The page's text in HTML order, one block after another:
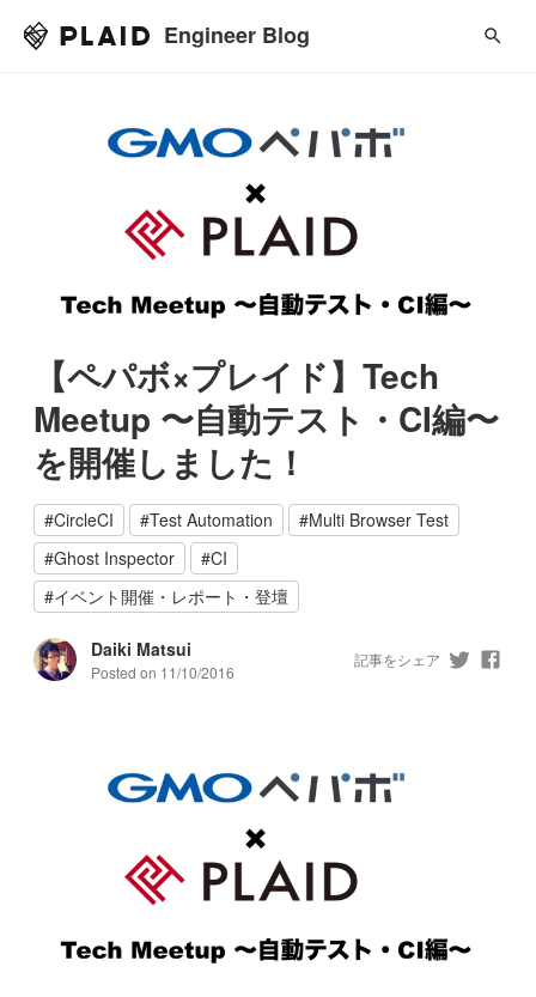
Engineer Blog
【ペパボ×プレイド】Tech
Meetup 〜自動テスト・CI編〜
を開催しました！
#CircleCI #Test Automation #Multi Browser Test
#Ghost Inspector #CI
#イベント開催・レポート・登壇
Daiki Matsui
Posted on 11/10/2016
記事をシェア